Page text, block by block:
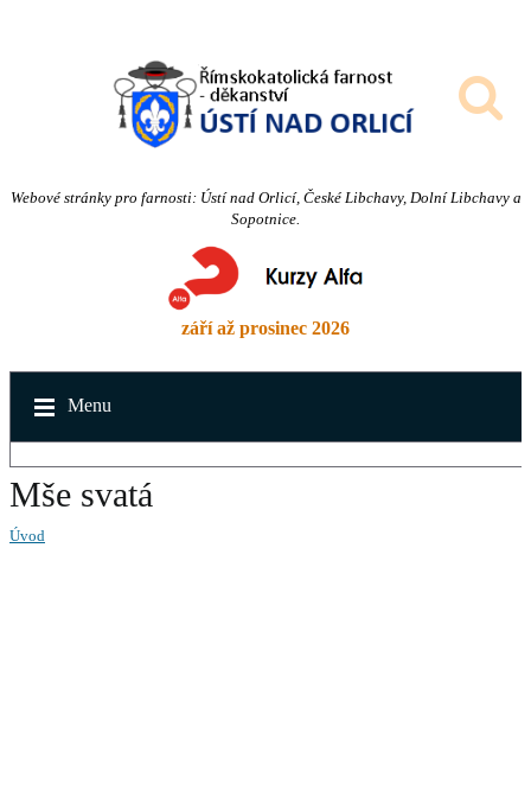
Webové stránky pro farnosti: Ústí nad Orlicí, České Libchavy, Dolní Libchavy a
Sopotnice.
září až prosinec 2026
Menu
Mše svatá
Úvod